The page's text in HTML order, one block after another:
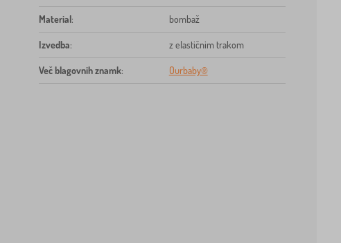
Material: bombaž
Izvedba: z elastičnim trakom
Več blagovnih znamk: Ourbaby®